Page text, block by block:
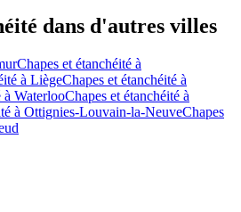
dans d'autres villes
Chapes et étanchéité à
à LiègeChapes et étanchéité à
à WaterlooChapes et étanchéité à
à Ottignies-Louvain-la-NeuveChapes